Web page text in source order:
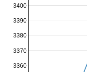
3360
3370
3380
3390
3400